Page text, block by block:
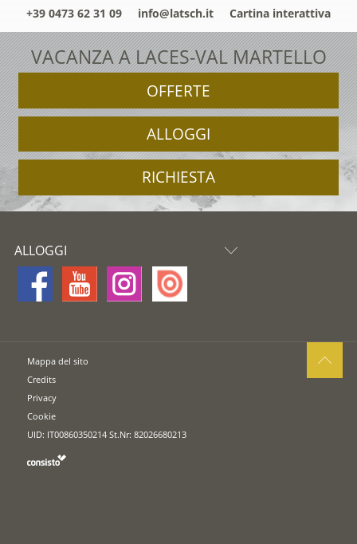
+39 0473 62 31 09 info@latsch.it Cartina interattiva
VACANZA A LACES-VAL MARTELLO
OFFERTE
ALLOGGI
RICHIESTA
ALLOGGI
Mappa del sito
Credits
Privacy
Cookie
UID: IT00860350214 St.Nr: 82026680213